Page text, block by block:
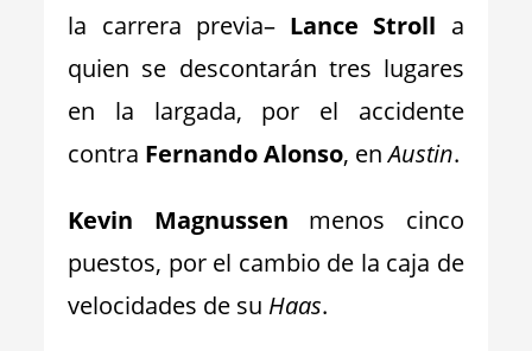
la carrera previa– Lance Stroll a
quien se descontarán tres lugares
en la largada, por el accidente
contra Fernando Alonso, enAustin.
Kevin Magnussen menos cinco
puestos, por el cambio de la caja de
velocidades de su Haas.